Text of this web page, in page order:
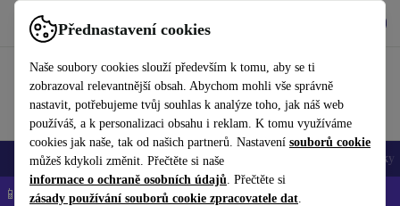
Přednastavení cookies
Naše soubory cookies slouží především k tomu, aby se ti
zobrazoval relevantnější obsah. Abychom mohli vše správně
nastavit, potřebujeme tvůj souhlas k analýze toho, jak náš web
používáš, a k personalizaci obsahu i reklam. K tomu využíváme
cookies jak naše, tak od našich partnerů. Nastavení souborů cookie
můžeš kdykoli změnit. Přečtěte si naše
informace o ochraně osobních údajů. Přečtěte si
zásady používání souborů cookie zpracovatele dat.
Používejte refurbed rychle a snadno
Mobily a smartphony Notebooky Tablety Doplňky
📱 -5 % NAVÍC na všechny iPhony – kód: IPHONEDEAL-